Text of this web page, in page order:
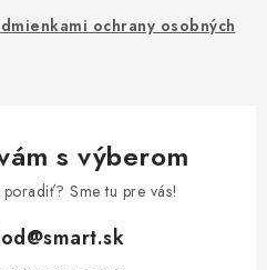
ochrany osobných
s výberom
Sme tu pre vás!
@smart.sk